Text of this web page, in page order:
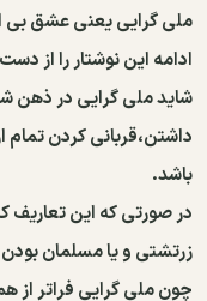
ملی گرایی یعنی عشق بی
ادامه این نوشتار را از
شاید ملی گرایی در ذهن
داشتن،قربانی کردن تمام
باشد.
در صورتی که این تعاریف
زرتشتی و یا مسلمان
چون ملی گرایی فراتر از